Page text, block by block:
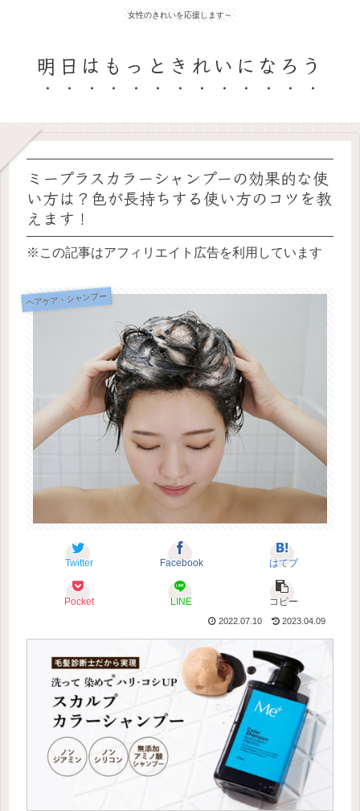
女性のきれいを応援します～
明日はもっときれいになろう
ミープラスカラーシャンプーの効果的な使
い方は？色が長持ちする使い方のコツを教
えます！
※この記事はアフィリエイト広告を利用しています
ヘアケア・シャンプー
Twitter Facebook はてブ
Pocket LINE コピー
2022.07.10 2023.04.09